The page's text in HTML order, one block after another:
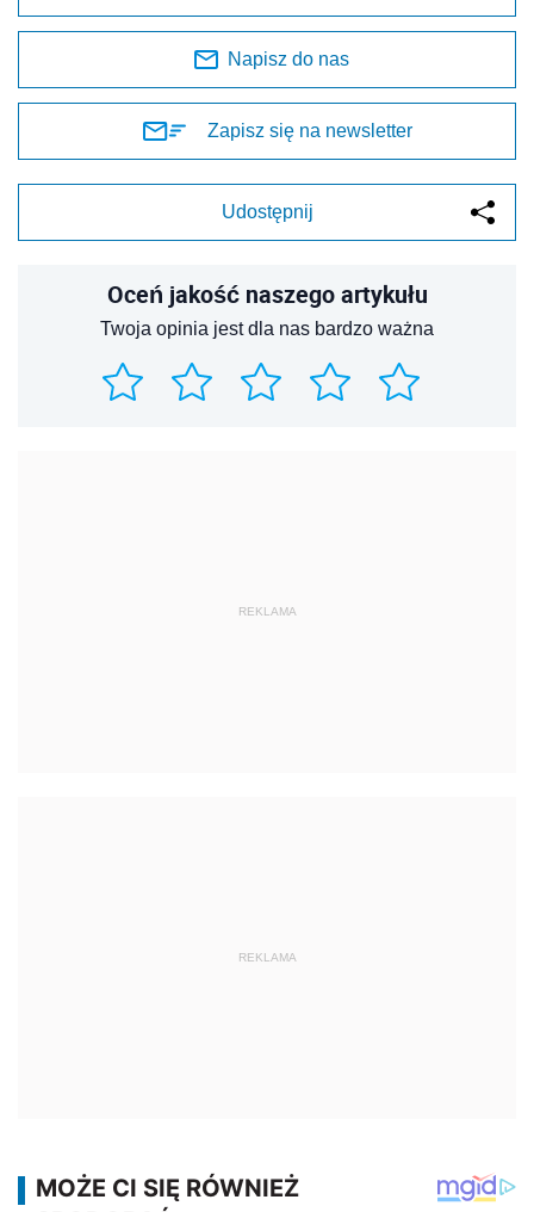
Napisz do nas
Zapisz się na newsletter
Udostępnij
Oceń jakość naszego artykułu
Twoja opinia jest dla nas bardzo ważna
REKLAMA
REKLAMA